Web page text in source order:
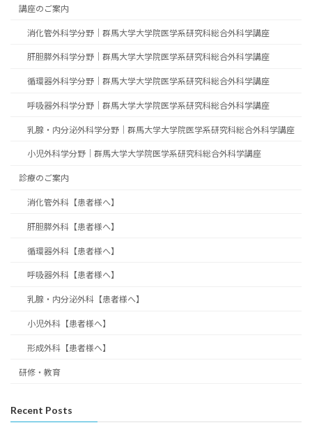
講座のご案内
消化管外科学分野｜群馬大学大学院医学系研究科総合外科学講座
肝胆膵外科学分野｜群馬大学大学院医学系研究科総合外科学講座
循環器外科学分野｜群馬大学大学院医学系研究科総合外科学講座
呼吸器外科学分野｜群馬大学大学院医学系研究科総合外科学講座
乳腺・内分泌外科学分野｜群馬大学大学院医学系研究科総合外科学講座
小児外科学分野｜群馬大学大学院医学系研究科総合外科学講座
診療のご案内
消化管外科【患者様へ】
肝胆膵外科【患者様へ】
循環器外科【患者様へ】
呼吸器外科【患者様へ】
乳腺・内分泌外科【患者様へ】
小児外科【患者様へ】
形成外科【患者様へ】
研修・教育
Recent Posts